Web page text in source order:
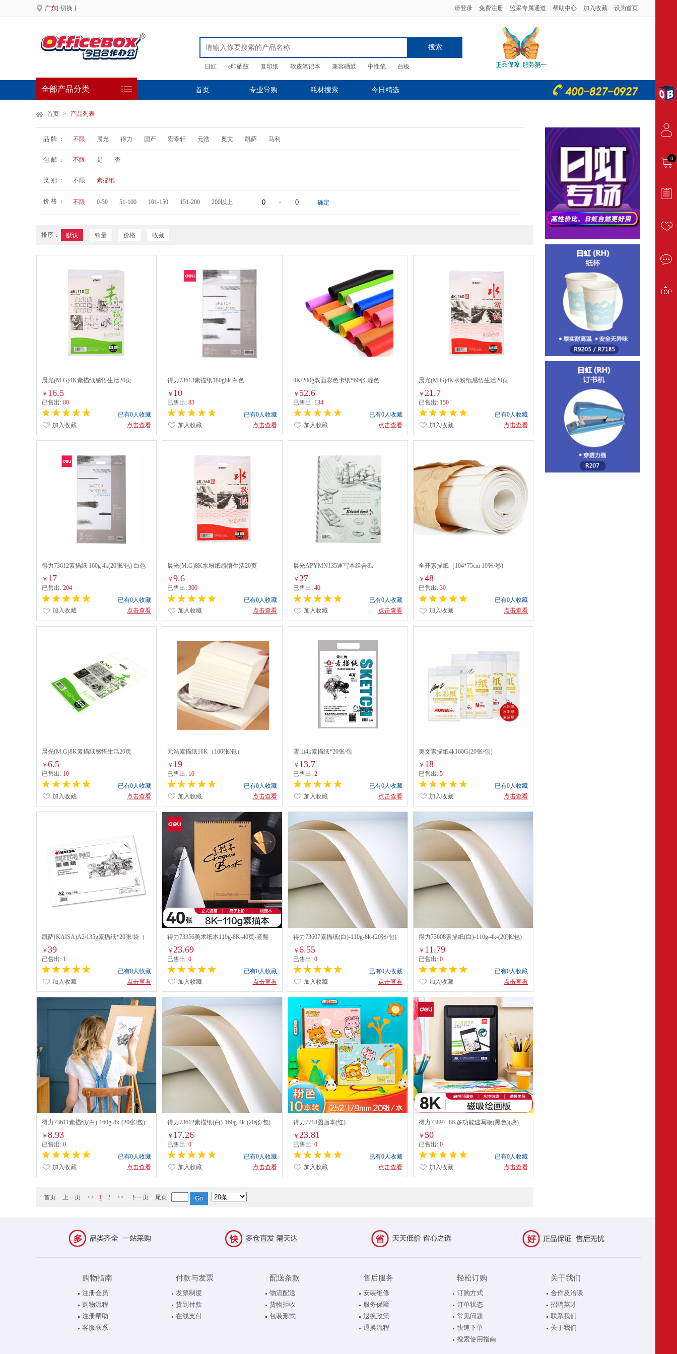
请登录 免费注册 监采专属通道 帮助中心 加入收藏 设为首页
广东[ 切换 ]
搜索
日虹 e印硒鼓 复印纸 软皮笔记本 兼容硒鼓 中性笔 白板
全部产品分类 首页 专业导购 耗材搜索 今日精选
首页 > 产品列表
品 牌 ： 不限 晨光 得力 国产 宏泰轩 元浩 奥文 凯萨 马利
包 邮 ： 不限 是 否
类 别 ： 不限 素描纸
价 格 ： 不限 0-50 51-100 101-150 151-200 200以上 - 确定
排序： 默认 销量 价格 收藏
晨光(M.G)4K素描纸感悟生活20页
（APYMU268）
￥ 16.5
已售出: 80
已有0人收藏
点击查看
加入收藏
得力73613素描纸180g8k 白色
￥ 10
已售出:83
已有0人收藏
点击查看
加入收藏
4K/200g双面彩色卡纸*60张 混色
￥ 52.6
已售出: 134
已有0人收藏
点击查看
加入收藏
晨光(M.G)4K水粉纸感悟生活20页
（APYMW268）
￥ 21.7
已售出: 150
已有0人收藏
点击查看
加入收藏
得力73612素描纸 160g 4k(20张/包) 白色
￥ 17
已售出: 204
已有0人收藏
点击查看
加入收藏
晨光(M.G)8K水粉纸感悟生活20页
（APYMX268）
￥9.6
已售出:300
已有0人收藏
点击查看
加入收藏
晨光APYMN135速写本组合8k
￥ 27
已售出: 40
已有0人收藏
点击查看
加入收藏
全开素描纸（104*75cm 10张/卷)
￥ 48
已售出: 30
已有0人收藏
点击查看
加入收藏
晨光(M.G)8K素描纸感悟生活20页
￥ 6.5
已售出: 10
已有0人收藏
点击查看
加入收藏
元浩素描纸16K（100张/包）
￥ 19
已售出: 10
已有0人收藏
点击查看
加入收藏
雪山4k素描纸*20张/包
￥ 13.7
已售出: 2
已有0人收藏
点击查看
加入收藏
奥文素描纸4k160G(20张/包）
￥ 18
已售出: 5
已有0人收藏
点击查看
加入收藏
凯萨(KAISA)A2/135g素描纸*20张/袋（
￥ 39
已售出: 1
已有0人收藏
点击查看
加入收藏
得力73356美术纸本110g-8K-40页-竖翻
￥ 23.69
已售出:0
已有0人收藏
点击查看
加入收藏
得力73607素描纸(白)-110g-8k-(20张/包)
￥ 6.55
已售出: 0
已有0人收藏
点击查看
加入收藏
得力73608素描纸(白)-110g-4k-(20张/包)
￥ 11.79
已售出: 0
已有0人收藏
点击查看
加入收藏
得力73611素描纸(白)-160g-8k-(20张/包)
￥ 8.93
已售出: 0
已有0人收藏
点击查看
加入收藏
得力73612素描纸(白)-160g-4k-(20张/包)
￥ 17.26
已售出:0
已有0人收藏
点击查看
加入收藏
得力7718图画本(红)
￥ 23.81
已售出: 0
已有0人收藏
点击查看
加入收藏
得力73897_8K多功能速写板(黑色)(块)
￥ 50
已售出: 0
已有0人收藏
点击查看
加入收藏
首页 上一页 << 1 2 >> 下一页 尾页
购物指南
注册会员
购物流程
注册帮助
客服联系
付款与发票
发票制度
货到付款
在线支付
配送条款
物流配送
货物拒收
包装形式
售后服务
安装维修
服务保障
退换政策
退换流程
轻松订购
订购方式
订单状态
常见问题
快速下单
搜索使用指南
关于我们
合作及洽谈
招聘英才
联系我们
关于我们
0